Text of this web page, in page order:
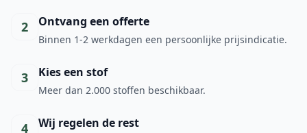
2 Ontvang een offerte
Binnen 1-2 werkdagen een persoonlijke prijsindicatie.
3 Kies een stof
Meer dan 2.000 stoffen beschikbaar.
4 Wij regelen de rest